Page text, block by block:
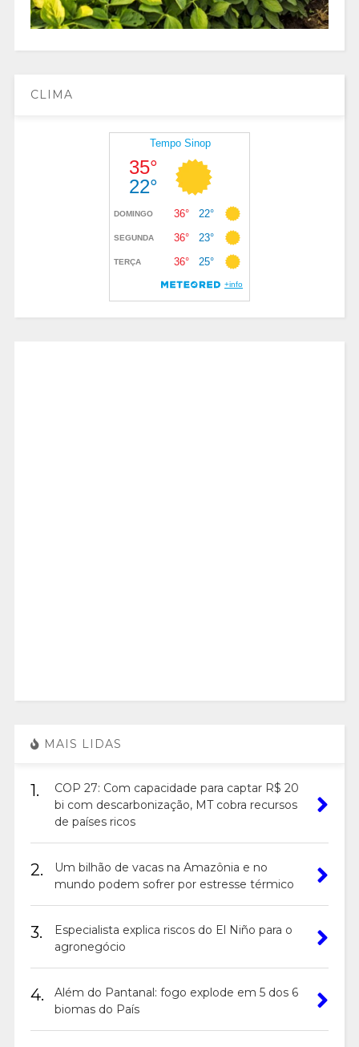
CLIMA
MAIS LIDAS
1.
COP 27: Com capacidade para captar R$ 20
bi com descarbonização, MT cobra recursos
de países ricos
2.
Um bilhão de vacas na Amazônia e no
mundo podem sofrer por estresse térmico
3.
Especialista explica riscos do El Niño para o
agronegócio
4.
Além do Pantanal: fogo explode em 5 dos 6
biomas do País